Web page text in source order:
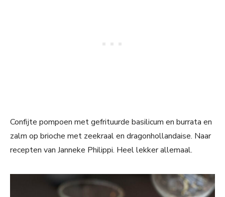
Confijte pompoen met gefrituurde basilicum en burrata en
zalm op brioche met zeekraal en dragonhollandaise. Naar
recepten van Janneke Philippi. Heel lekker allemaal.